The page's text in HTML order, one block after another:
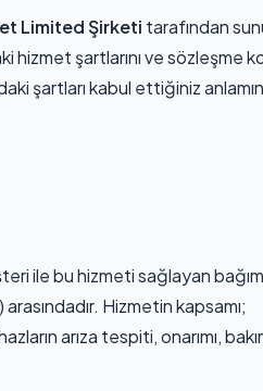
Limited Şirketi tarafından
şartlarını ve sözleşme
şartları kabul ettiğiniz
ile bu hizmeti sağlayan
Hizmetin kapsamı;
arıza tespiti, onarımı,